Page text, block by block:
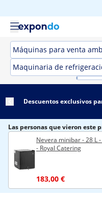
Máquinas para venta
Maquinaria de
Descuentos exclusivos
Las personas que vieron este
Nevera minibar - 28 L
- Royal Catering
183,00 €